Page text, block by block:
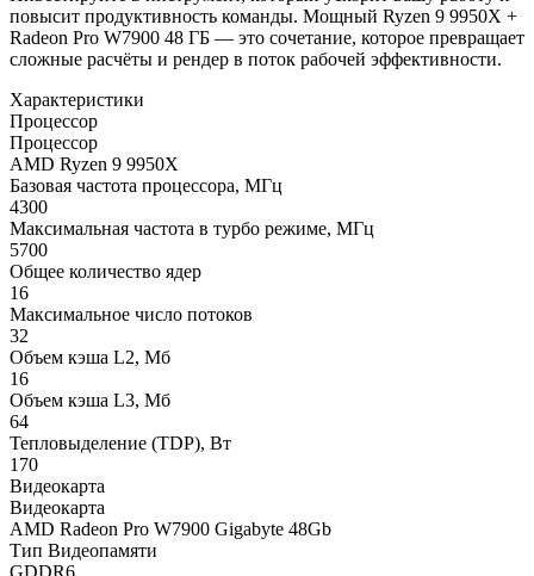
повысит продуктивность команды. Мощный Ryzen 9 9950X +
Radeon Pro W7900 48 ГБ — это сочетание, которое превращает
сложные расчёты и рендер в поток рабочей эффективности.
Характеристики
Процессор
Процессор
AMD Ryzen 9 9950X
Базовая частота процессора, МГц
4300
Максимальная частота в турбо режиме, МГц
5700
Общее количество ядер
16
Максимальное число потоков
32
Объем кэша L2, Мб
16
Объем кэша L3, Мб
64
Тепловыделение (TDP), Вт
170
Видеокарта
Видеокарта
AMD Radeon Pro W7900 Gigabyte 48Gb
Тип Видеопамяти